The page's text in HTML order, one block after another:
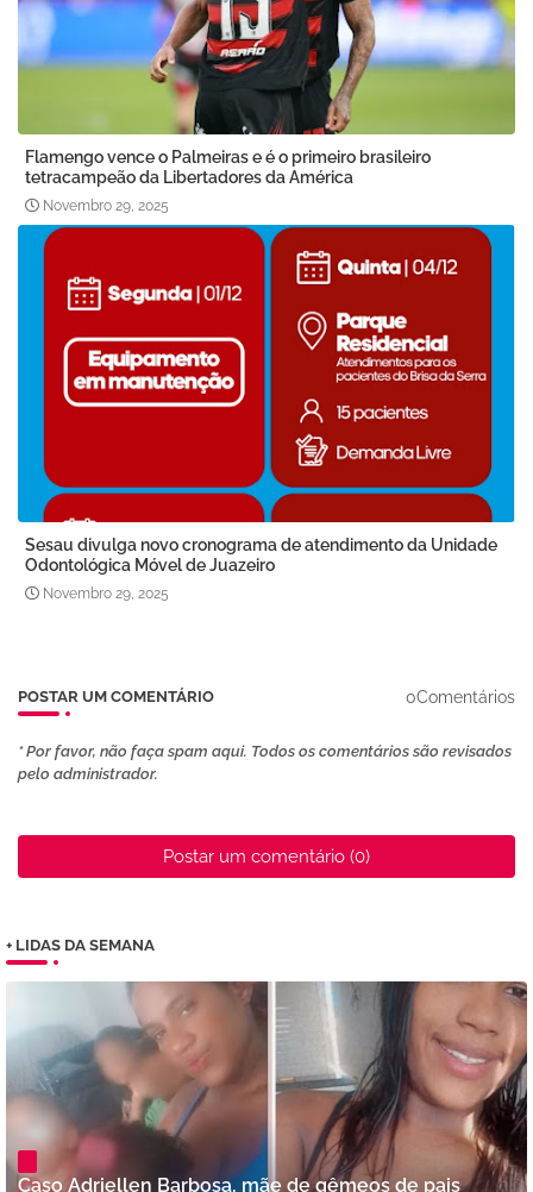
Flamengo vence o Palmeiras e é o primeiro brasileiro
tetracampeão da Libertadores da América
Novembro 29, 2025
Sesau divulga novo cronograma de atendimento da Unidade
Odontológica Móvel de Juazeiro
Novembro 29, 2025
POSTAR UM COMENTÁRIO 0Comentários
* Por favor, não faça spam aqui. Todos os comentários são revisados ​​
pelo administrador.
Postar um comentário (0)
+ LIDAS DA SEMANA
Caso Adriellen Barbosa, mãe de gêmeos de pais